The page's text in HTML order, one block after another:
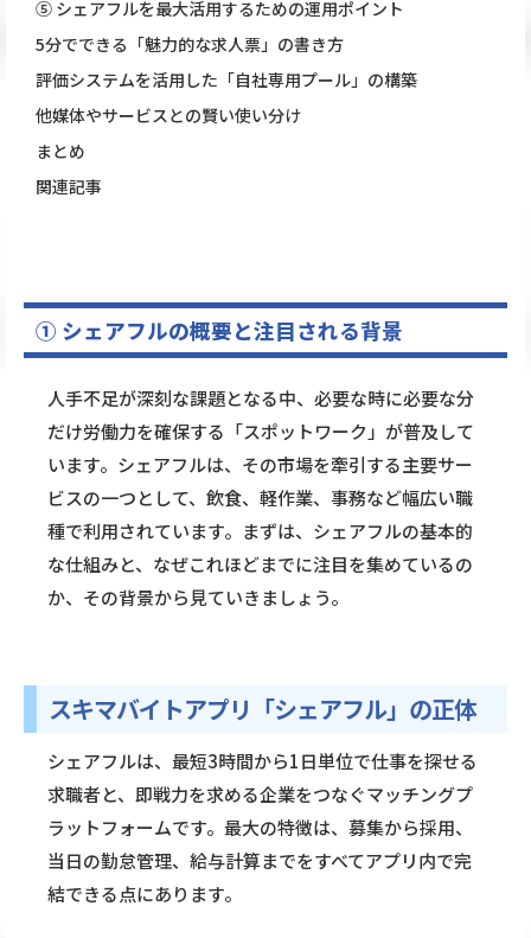
⑤ シェアフルを最大活用するための運用ポイント
5分でできる「魅力的な求人票」の書き方
評価システムを活用した「自社専用プール」の構築
他媒体やサービスとの賢い使い分け
まとめ
関連記事
① シェアフルの概要と注目される背景
人手不足が深刻な課題となる中、必要な時に必要な分
だけ労働力を確保する「スポットワーク」が普及して
います。シェアフルは、その市場を牽引する主要サー
ビスの一つとして、飲食、軽作業、事務など幅広い職
種で利用されています。まずは、シェアフルの基本的
な仕組みと、なぜこれほどまでに注目を集めているの
か、その背景から見ていきましょう。
スキマバイトアプリ「シェアフル」の正体
シェアフルは、最短3時間から1日単位で仕事を探せる
求職者と、即戦力を求める企業をつなぐマッチングプ
ラットフォームです。最大の特徴は、募集から採用、
当日の勤怠管理、給与計算までをすべてアプリ内で完
結できる点にあります。